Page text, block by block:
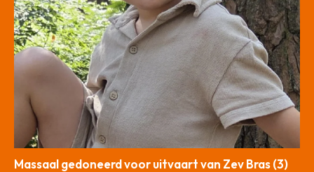
Massaal gedoneerd voor uitvaart van Zev Bras (3)